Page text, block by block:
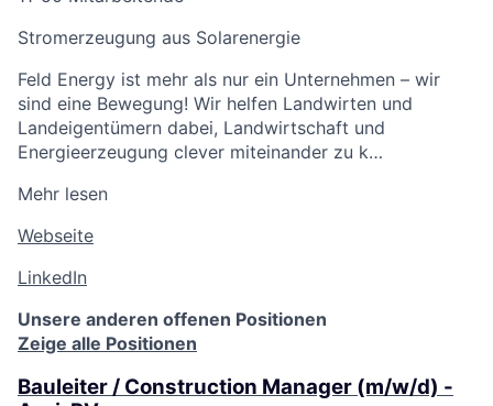
Stromerzeugung aus Solarenergie
Feld Energy ist mehr als nur ein Unternehmen – wir
sind eine Bewegung! Wir helfen Landwirten und
Landeigentümern dabei, Landwirtschaft und
Energieerzeugung clever miteinander zu k…
Mehr lesen
Webseite
LinkedIn
Unsere anderen offenen Positionen
Zeige alle Positionen
Bauleiter / Construction Manager (m/w/d) -